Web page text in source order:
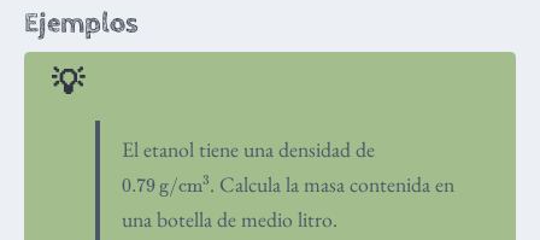
Ejemplos
El etanol tiene una densidad de
0.79 cm
. Calcula la masa contenida en
una botella de medio litro.